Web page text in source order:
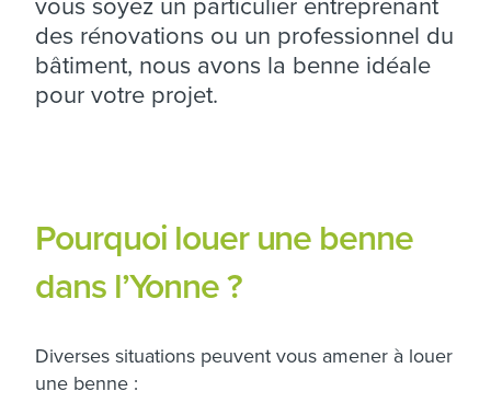
des rénovations ou un professionnel du
bâtiment, nous avons la benne idéale
pour votre projet.
Pourquoi louer une benne
dans l’Yonne ?
Diverses situations peuvent vous amener à louer
une benne :